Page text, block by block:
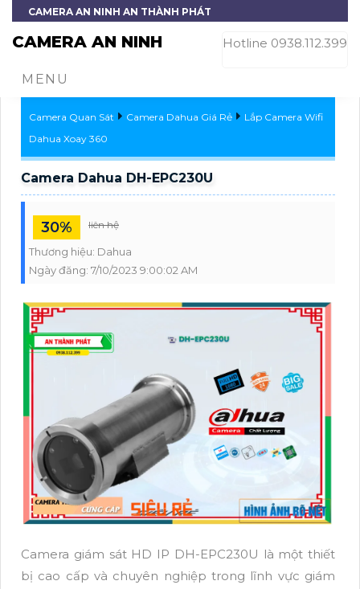
CAMERA AN NINH AN THÀNH PHÁT
CAMERA AN NINH Hotline 0938.112.399
MENU
Camera Quan Sát Camera Dahua Giá Rẻ
Lắp Camera Wifi
Dahua Xoay 360
Camera Dahua DH-EPC230U
30% liên hệ
Thương hiệu: Dahua
Ngày đăng: 7/10/2023 9:00:02 AM
Camera giám sát HD IP DH-EPC230U là một thiết
bị cao cấp và chuyên nghiệp trong lĩnh vực giám